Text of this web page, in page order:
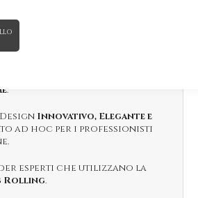
modello dell’Unione europea
.
Innovativo, Elegante e
ad hoc per i professionisti
esperti che utilizzano la
Rolling.